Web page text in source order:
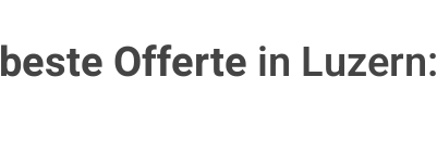
beste Offerte in Luzern: